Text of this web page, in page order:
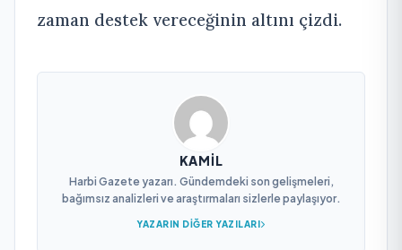
zaman destek vereceğinin altını çizdi.
KAMIL
Harbi Gazete yazarı. Gündemdeki son gelişmeleri,
bağımsız analizleri ve araştırmaları sizlerle paylaşıyor.
YAZARIN DIĞER YAZILARI